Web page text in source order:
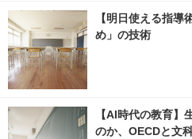
【明日使える指
め」の技術
【AI時代の教育】
のか、OECDと文